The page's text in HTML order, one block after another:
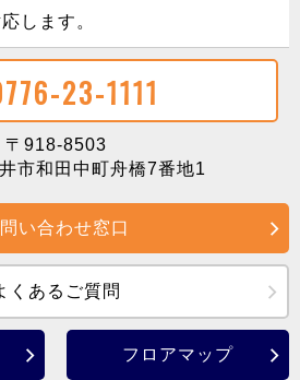
します。
23-1111
〒918-8503
市和田中町舟橋7番地1
い合わせ窓口
くあるご質問
フロアマップ